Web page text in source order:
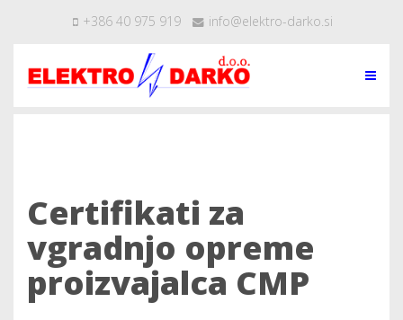
+386 40 975 919 info@elektro-darko.si
Certifikati za
vgradnjo opreme
proizvajalca CMP